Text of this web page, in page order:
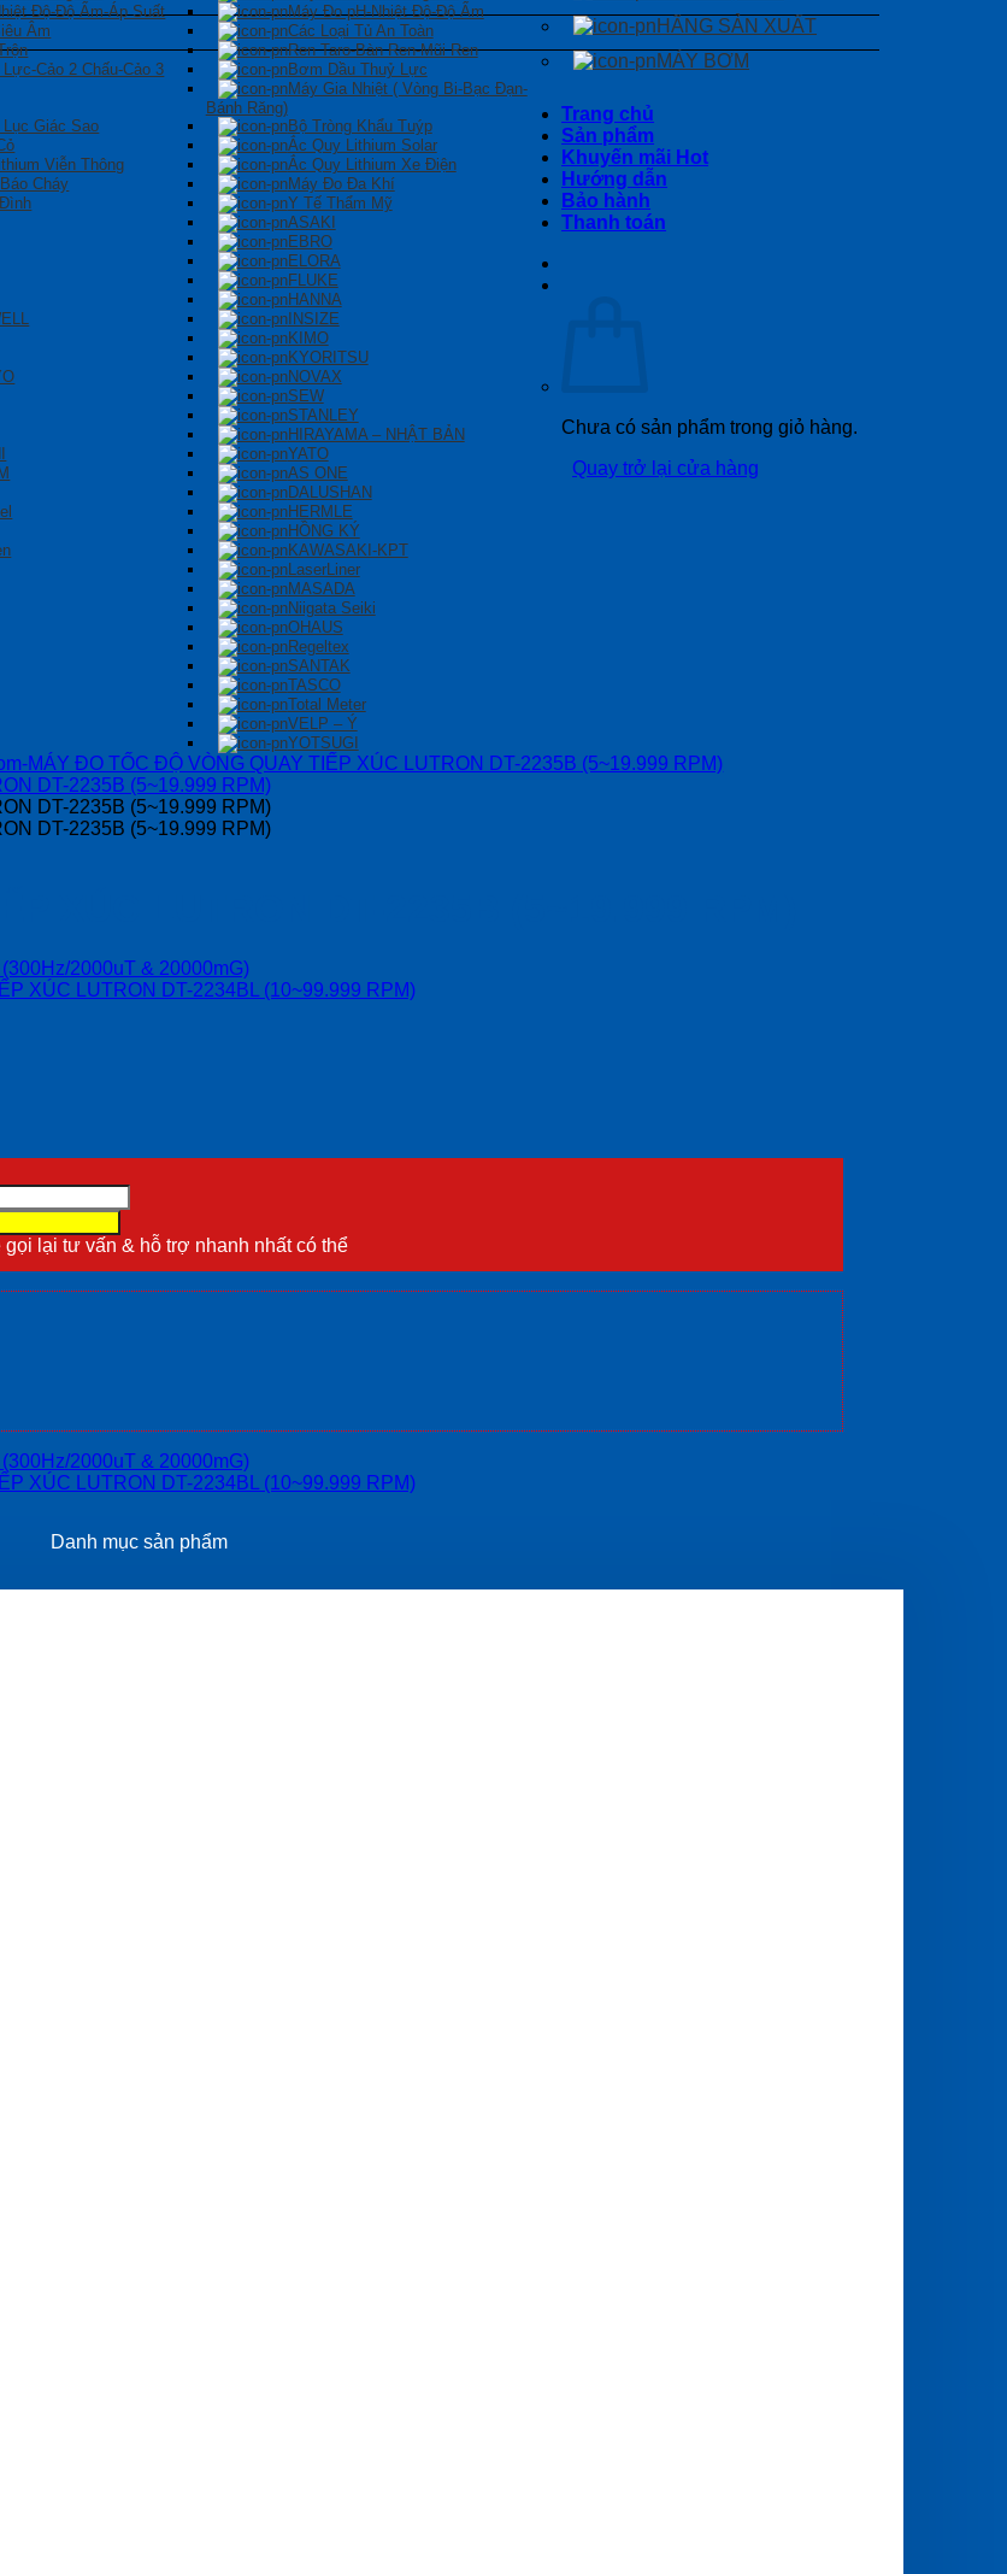
Độ-Độ Ẩm-Áp Suất
Máy Đo pH-Nhiệt Độ-Độ Ẩm
Âm
Các Loại Tủ An Toàn
Ren Taro-Bàn Ren-Mũi Ren
Cảo 2 Chấu-Cảo 3
Bơm Dầu Thuỷ Lực
Máy Gia Nhiệt ( Vòng Bi-Bạc Đạn-
Bánh Răng)
Giác Sao
Bộ Tròng Khẩu Tuýp
Ắc Quy Lithium Solar
Viễn Thông
Ắc Quy Lithium Xe Điện
Cháy
Máy Đo Đa Khí
Y Tế Thẩm Mỹ
HÃNG SẢN XUẤT
ASAKI
EBRO
ELORA
FLUKE
HANNA
INSIZE
KIMO
KYORITSU
NOVAX
SEW
STANLEY
HIRAYAMA – NHẬT BẢN
YATO
AS ONE
DALUSHAN
HERMLE
HỒNG KÝ
KAWASAKI-KPT
LaserLiner
MASADA
Niigata Seiki
OHAUS
Regeltex
SANTAK
TASCO
Total Meter
VELP – Ý
YOTSUGI
MÁY BƠM
Trang chủ
Sản phẩm
Khuyến mãi Hot
Hướng dẫn
Bảo hành
Thanh toán
Chưa có sản phẩm trong giỏ hàng.
Quay trở lại cửa hàng
gọi lại tư vấn & hỗ trợ nhanh nhất có thể
Danh mục sản phẩm